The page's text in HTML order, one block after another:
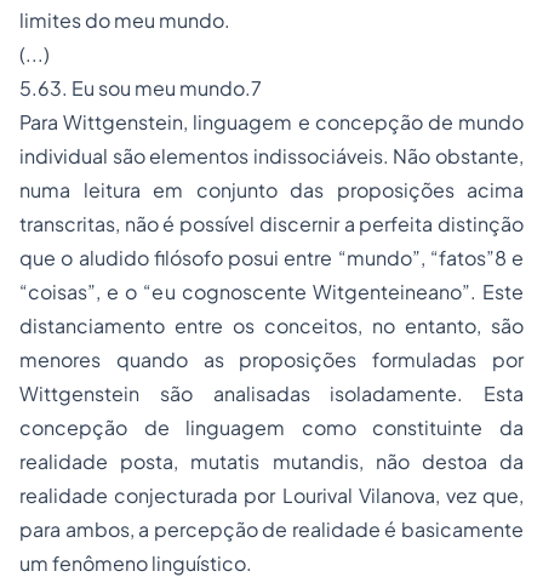
limites do meu mundo.
(...)
5.63. Eu sou meu mundo.7
Para Wittgenstein, linguagem e concepção de mundo
individual são elementos indissociáveis. Não obstante,
numa leitura em conjunto das proposições acima
transcritas, não é possível discernir a perfeita distinção
que o aludido filósofo posui entre “mundo”, “fatos”8 e
“coisas”, e o “eu cognoscente Witgenteineano”. Este
distanciamento entre os conceitos, no entanto, são
menores quando as proposições formuladas por
Wittgenstein são analisadas isoladamente. Esta
concepção de linguagem como constituinte da
realidade posta, mutatis mutandis, não destoa da
realidade conjecturada por Lourival Vilanova, vez que,
para ambos, a percepção de realidade é basicamente
um fenômeno linguístico.